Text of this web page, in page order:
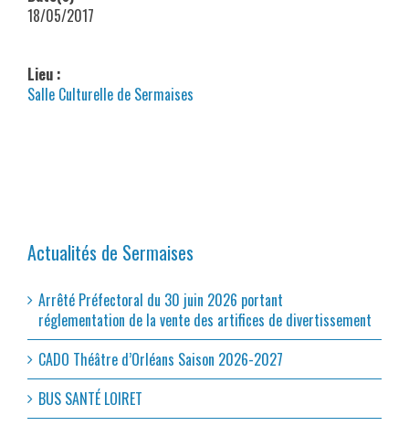
18/05/2017
Lieu :
Salle Culturelle de Sermaises
Actualités de Sermaises
Arrêté Préfectoral du 30 juin 2026 portant
réglementation de la vente des artifices de divertissement
CADO Théâtre d’Orléans Saison 2026-2027
BUS SANTÉ LOIRET